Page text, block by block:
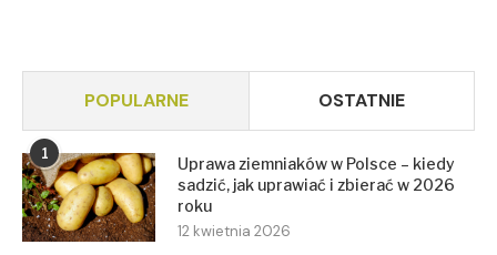
POPULARNE OSTATNIE
1
Uprawa ziemniaków w Polsce – kiedy
sadzić, jak uprawiać i zbierać w 2026
roku
12 kwietnia 2026